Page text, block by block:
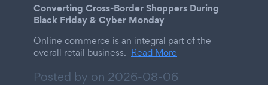
Converting Cross-Border Shoppers During
Black Friday & Cyber Monday
Online commerce is an integral part of the
overall retail business. Read More
Posted by on 2026-08-06